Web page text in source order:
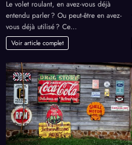
Le volet roulant, en avez-vous déjà
entendu parler ? Ou peut-être en avez-
vous déjà utilisé ? Ce…
Voir article complet